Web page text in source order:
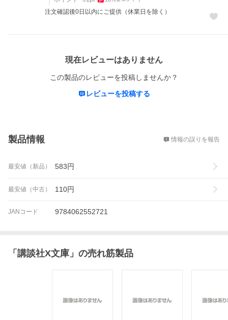
注文確認後0日以内にご提供（休業日を除く）
現在レビューはありません
この製品のレビューを投稿しませんか？
レビューを投稿する
製品情報 情報の誤りを報告
最安値（新品） 583円
最安値（中古） 110円
JANコード 9784062552721
「 講談社X文庫 」の売れ筋製品